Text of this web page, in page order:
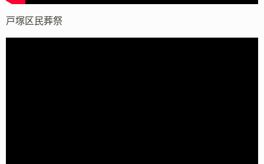
戸塚区民葬祭